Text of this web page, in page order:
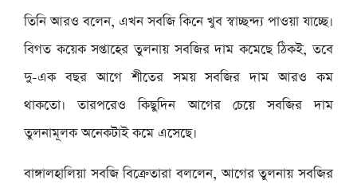
তিনি আরও বলেন, এখন সবজি কিনে খুব স্বাচ্ছন্দ্য পাওয়া যাচ্ছে।
বিগত কয়েক সপ্তাহের তুলনায় সবজির দাম কমেছে ঠিকই, তবে
দু-এক বছর আগে শীতের সময় সবজির দাম আরও কম
থাকতো। তারপরেও কিছুদিন আগের চেয়ে সবজির দাম
তুলনামূলক অনেকটাই কমে এসেছে।
বাঙ্গালহালিয়া সবজি বিক্রেতারা বললেন, আগের তুলনায় সবজির